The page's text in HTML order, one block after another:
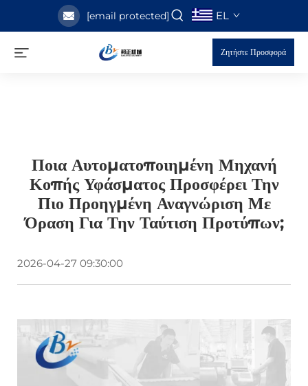
[email protected] EL
Ζητήστε Προσφορά
Ποια Αυτοματοποιημένη Μηχανή
Κοπής Υφάσματος Προσφέρει Την
Πιο Προηγμένη Αναγνώριση Με
Όραση Για Την Ταύτιση Προτύπων;
2026-04-27 09:30:00